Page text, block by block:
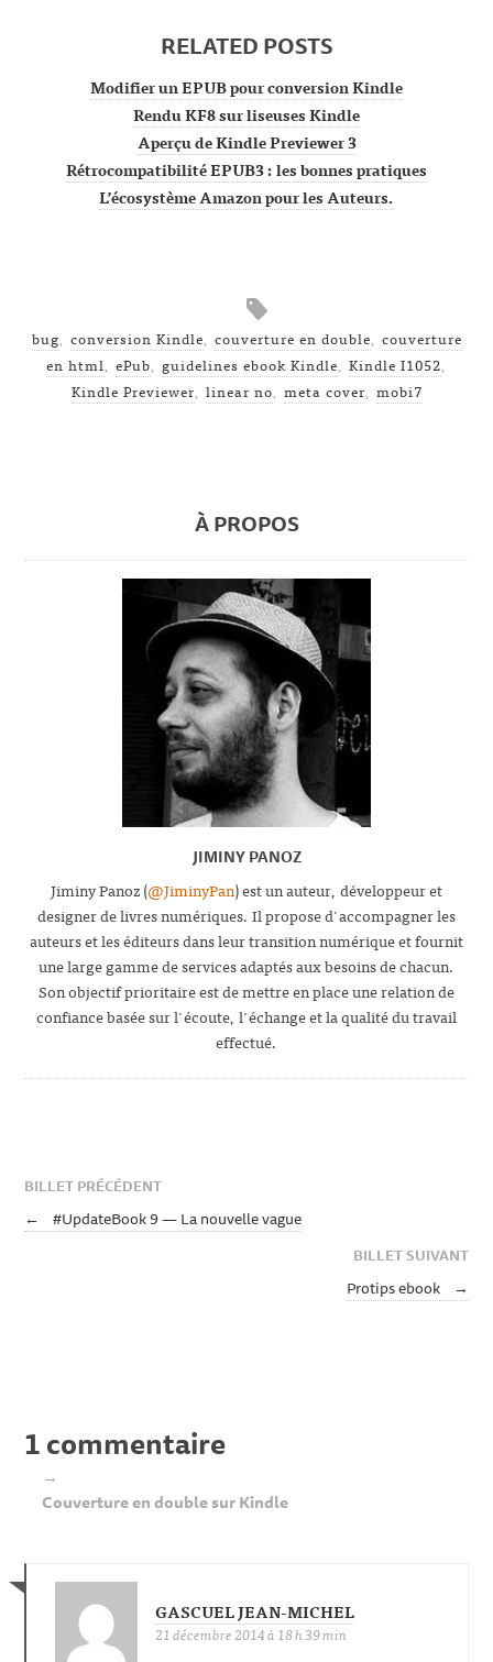
RELATED POSTS
Modifier un EPUB pour conversion Kindle
Rendu KF8 sur liseuses Kindle
Aperçu de Kindle Previewer 3
Rétrocompatibilité EPUB3 : les bonnes pratiques
L’écosystème Amazon pour les Auteurs.
bug, conversion Kindle, couverture en double, couverture
en html, ePub, guidelines ebook Kindle, Kindle I1052,
Kindle Previewer, linear no, meta cover, mobi7
À PROPOS
JIMINY PANOZ
Jiminy Panoz (@JiminyPan) est un auteur, développeur et
designer de livres numériques. Il propose d'accompagner les
auteurs et les éditeurs dans leur transition numérique et fournit
une large gamme de services adaptés aux besoins de chacun.
Son objectif prioritaire est de mettre en place une relation de
confiance basée sur l'écoute, l'échange et la qualité du travail
effectué.
BILLET PRÉCÉDENT
← #UpdateBook 9 — La nouvelle vague
BILLET SUIVANT
Protips ebook →
1 commentaire
→
Couverture en double sur Kindle
GASCUEL JEAN-MICHEL
21 décembre 2014 à 18 h 39 min